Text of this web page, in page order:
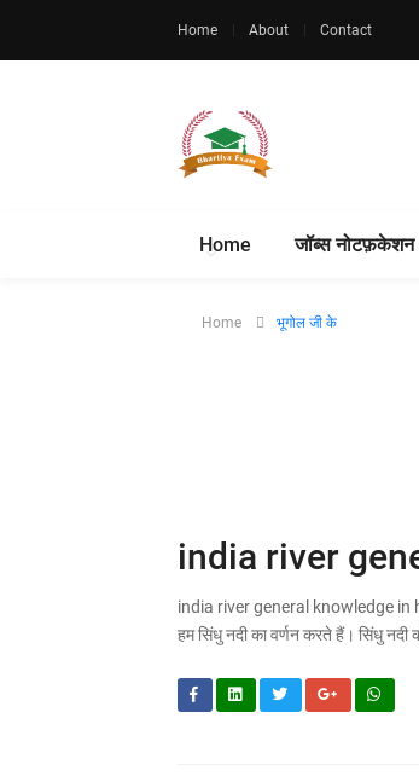
Home About Contact
Home जॉब्स नोटफ़केशन
Home भूगोल जी के
india river
india river general knowledge in
हम सिंधु नदी का वर्णन करते हैं। सिंधु नदी